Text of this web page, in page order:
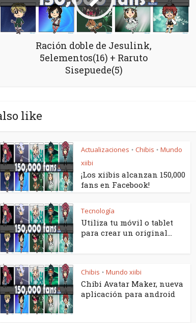
Ración doble de Jesulink,
5elementos(16) + Raruto
Sisepuede(5)
like
Actualizaciones • Chibis • Mundo
xiibi
¡Los xiibis alcanzan 150,000
fans en Facebook!
Tecnología
Utiliza tu móvil o tablet
para crear un original...
Chibis • Mundo xiibi
Chibi Avatar Maker, nueva
aplicación para android